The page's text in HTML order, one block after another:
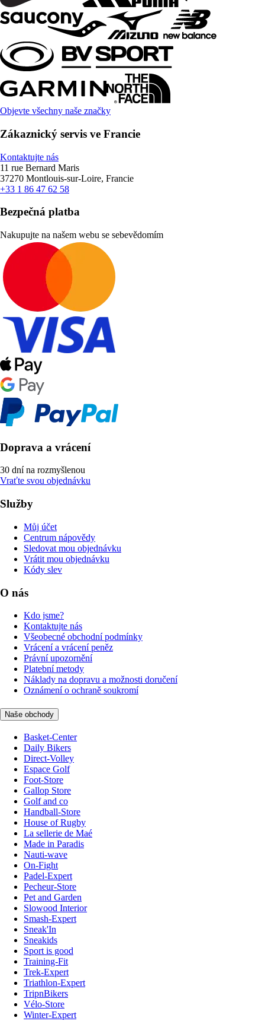
Objevte všechny naše značky
Zákaznický servis ve Francie
Kontaktujte nás
11 rue Bernard Maris
37270 Montlouis-sur-Loire, Francie
+33 1 86 47 62 58
Bezpečná platba
Nakupujte na našem webu se sebevědomím
Doprava a vrácení
30 dní na rozmyšlenou
Vraťte svou objednávku
Služby
Můj účet
Centrum nápovědy
Sledovat mou objednávku
Vrátit mou objednávku
Kódy slev
O nás
Kdo jsme?
Kontaktujte nás
Všeobecné obchodní podmínky
Vrácení a vrácení peněz
Právní upozornění
Platební metody
Náklady na dopravu a možnosti doručení
Oznámení o ochraně soukromí
Naše obchody
Basket-Center
Daily Bikers
Direct-Volley
Espace Golf
Foot-Store
Gallop Store
Golf and co
Handball-Store
House of Rugby
La sellerie de Maé
Made in Paradis
Nauti-wave
On-Fight
Padel-Expert
Pecheur-Store
Pet and Garden
Slowood Interior
Smash-Expert
Sneak'In
Sneakids
Sport is good
Training-Fit
Trek-Expert
Triathlon-Expert
TripnBikers
Vélo-Store
Winter-Expert